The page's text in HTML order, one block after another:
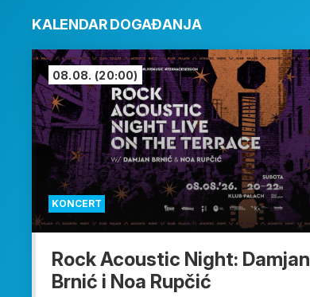
KALENDAR DOGAĐANJA
KONCERT
08.08. (20:00)
Rock Acoustic Night: Damjan
Brnić i Noa Rupčić